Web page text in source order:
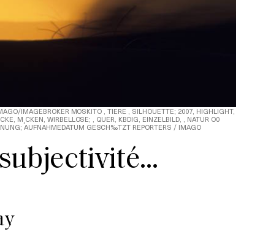
IMAGEBROKER MOSKITO , TIERE , SILHOUETTE; 2007, HIGHLIGHT,
M¸CKEN, WIRBELLOSE; , QUER, KBDIG, EINZELBILD, , NATUR O0
AUFNAHMEDATUM GESCH‰TZT REPORTERS / IMAGO